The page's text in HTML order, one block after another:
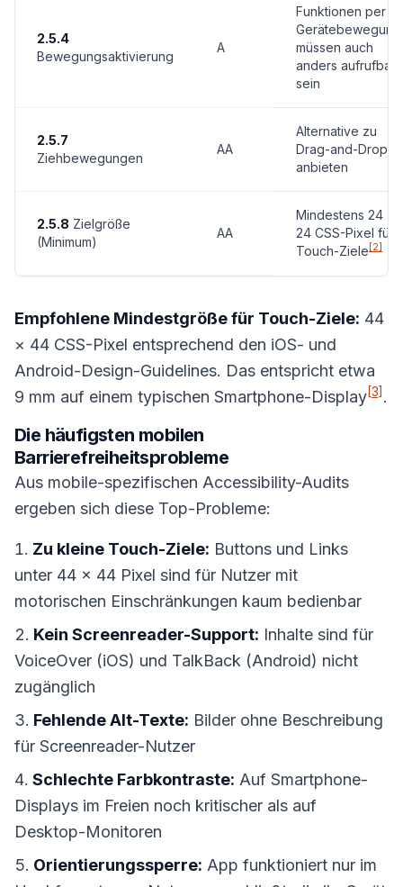
2.5.4
Bewegungsaktivierung
A
Funktionen per
Gerätebewegung
müssen auch
anders aufrufbar
sein
2.5.7
Ziehbewegungen
AA
Alternative zu
Drag-and-Drop
anbieten
2.5.8 Zielgröße
(Minimum)
AA
Mindestens 24 ×
24 CSS-Pixel für
Touch-Ziele [2]
Empfohlene Mindestgröße für Touch-Ziele: 44
× 44 CSS-Pixel entsprechend den iOS- und
Android-Design-Guidelines. Das entspricht etwa
9 mm auf einem typischen Smartphone-Display[3] .
Die häufigsten mobilen
Barrierefreiheitsprobleme
Aus mobile-spezifischen Accessibility-Audits
ergeben sich diese Top-Probleme:
Zu kleine Touch-Ziele: Buttons und Links
unter 44 × 44 Pixel sind für Nutzer mit
motorischen Einschränkungen kaum bedienbar
Kein Screenreader-Support: Inhalte sind für
VoiceOver (iOS) und TalkBack (Android) nicht
zugänglich
Fehlende Alt-Texte: Bilder ohne Beschreibung
für Screenreader-Nutzer
Schlechte Farbkontraste: Auf Smartphone-
Displays im Freien noch kritischer als auf
Desktop-Monitoren
Orientierungssperre: App funktioniert nur im